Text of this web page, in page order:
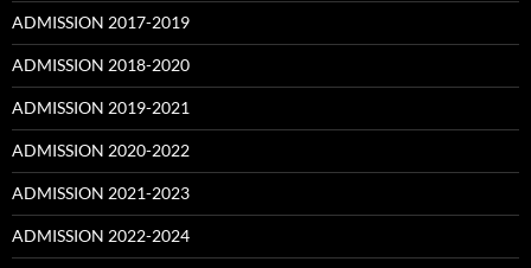
ADMISSION 2017-2019
ADMISSION 2018-2020
ADMISSION 2019-2021
ADMISSION 2020-2022
ADMISSION 2021-2023
ADMISSION 2022-2024